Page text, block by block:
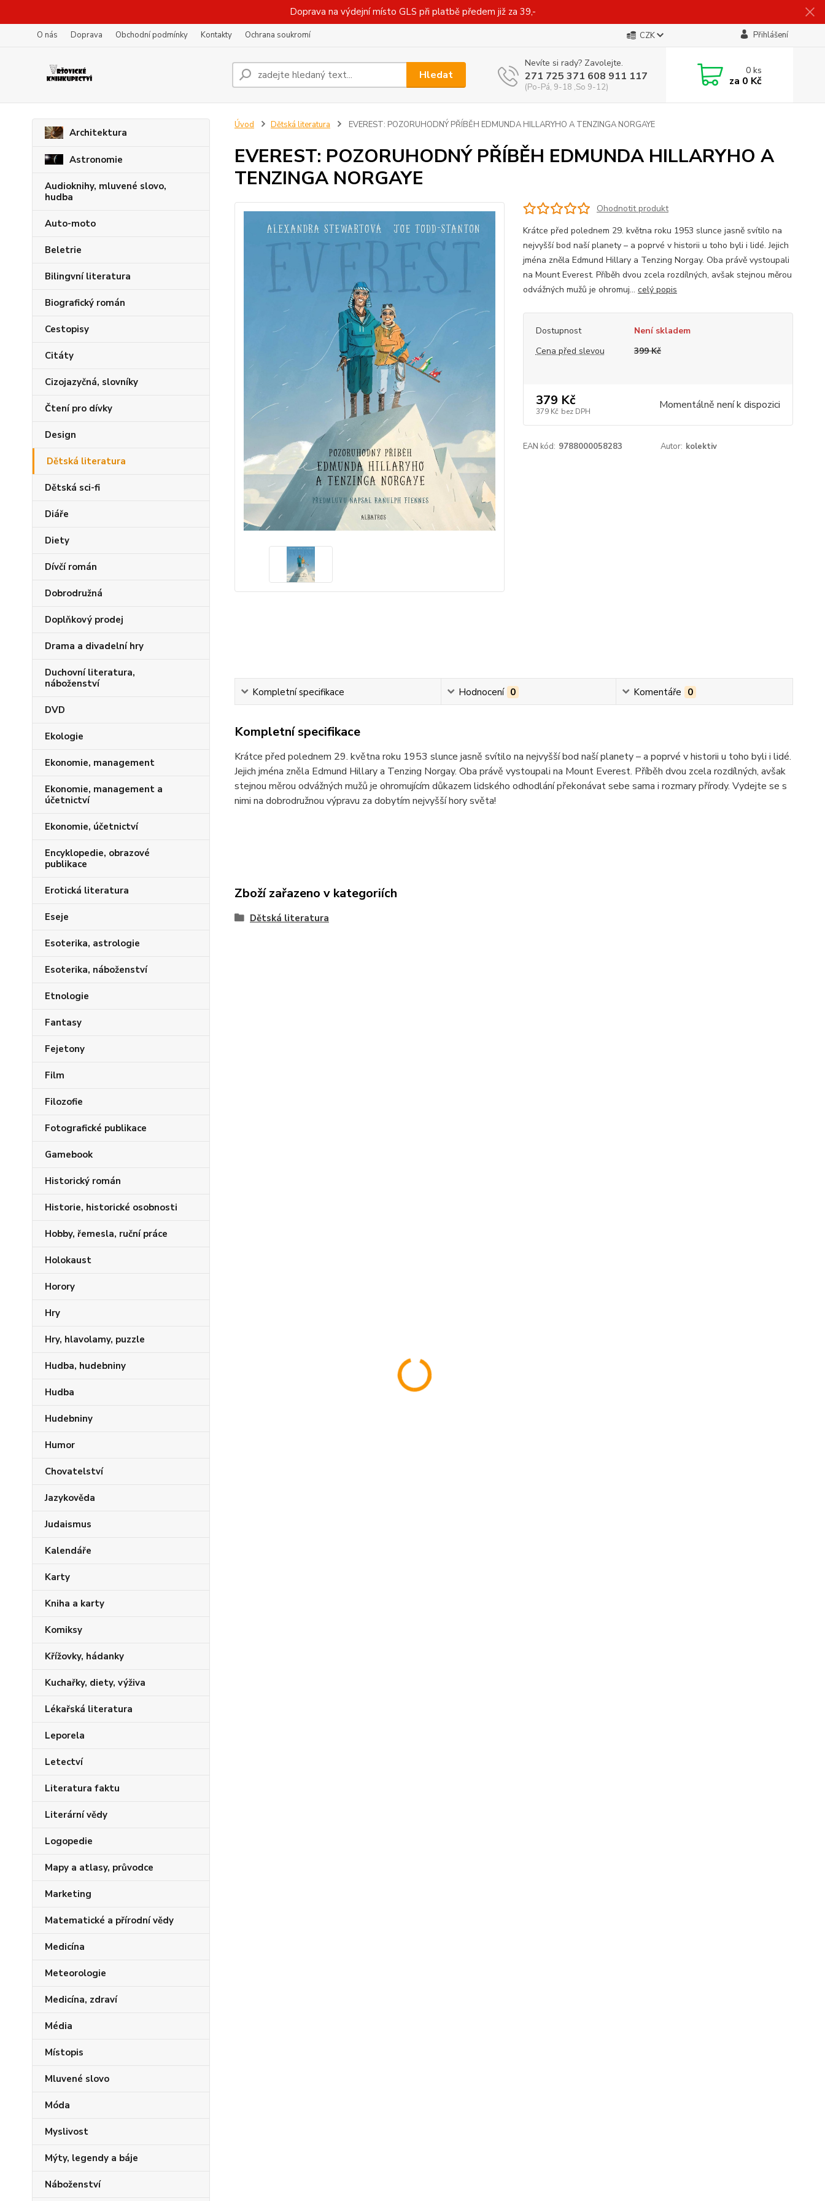
Doprava na výdejní místo GLS při platbě předem již za 39,-
O nás Doprava Obchodní podmínky Kontakty Ochrana soukromí CZK Přihlášení
Hledat
Nevíte si rady? Zavolejte.
271 725 371 608 911 117
(Po-Pá, 9-18 ,So 9-12)
0ks
za 0 Kč
Architektura
Astronomie
Audioknihy, mluvené slovo,
hudba
Auto-moto
Beletrie
Bilingvní literatura
Biografický román
Cestopisy
Citáty
Cizojazyčná, slovníky
Čtení pro dívky
Design
Dětská literatura
Dětská sci-fi
Diáře
Diety
Dívčí román
Dobrodružná
Doplňkový prodej
Drama a divadelní hry
Duchovní literatura,
náboženství
DVD
Ekologie
Ekonomie, management
Ekonomie, management a
účetnictví
Ekonomie, účetnictví
Encyklopedie, obrazové
publikace
Erotická literatura
Eseje
Esoterika, astrologie
Esoterika, náboženství
Etnologie
Fantasy
Fejetony
Film
Filozofie
Fotografické publikace
Gamebook
Historický román
Historie, historické osobnosti
Hobby, řemesla, ruční práce
Holokaust
Horory
Hry
Hry, hlavolamy, puzzle
Hudba, hudebniny
Hudba
Hudebniny
Humor
Chovatelství
Jazykověda
Judaismus
Kalendáře
Karty
Kniha a karty
Komiksy
Křížovky, hádanky
Kuchařky, diety, výživa
Lékařská literatura
Leporela
Letectví
Literatura faktu
Literární vědy
Logopedie
Mapy a atlasy, průvodce
Marketing
Matematické a přírodní vědy
Medicína
Meteorologie
Medicína, zdraví
Média
Místopis
Mluvené slovo
Móda
Myslivost
Mýty, legendy a báje
Náboženství
Úvod Dětská literatura EVEREST: POZORUHODNÝ PŘÍBĚH EDMUNDA HILLARYHO A TENZINGA NORGAYE
EVEREST: POZORUHODNÝ PŘÍBĚH EDMUNDA HILLARYHO A
TENZINGA NORGAYE
Ohodnotit produkt
Krátce před polednem 29. května roku 1953 slunce jasně svítilo na
nejvyšší bod naší planety – a poprvé v historii u toho byli i lidé. Jejich
jména zněla Edmund Hillary a Tenzing Norgay. Oba právě vystoupali
na Mount Everest. Příběh dvou zcela rozdílných, avšak stejnou měrou
odvážných mužů je ohromuj... celý popis
Dostupnost
Není skladem
Cena před slevou
399 Kč
379 Kč
379 Kč bez DPH Momentálně není k dispozici
EAN kód: 9788000058283 Autor: kolektiv
Kompletní specifikace Hodnocení 0 Komentáře 0
Kompletní specifikace
Krátce před polednem 29. května roku 1953 slunce jasně svítilo na nejvyšší bod naší planety – a poprvé v historii u toho byli i lidé.
Jejich jména zněla Edmund Hillary a Tenzing Norgay. Oba právě vystoupali na Mount Everest. Příběh dvou zcela rozdílných, avšak
stejnou měrou odvážných mužů je ohromujícím důkazem lidského odhodlání překonávat sebe sama i rozmary přírody. Vydejte se s
nimi na dobrodružnou výpravu za dobytím nejvyšší hory světa!
Zboží zařazeno v kategoriích
Dětská literatura